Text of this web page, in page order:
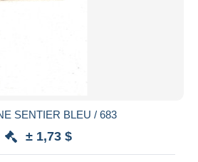
SENTIER BLEU / 683
± 1,73 $